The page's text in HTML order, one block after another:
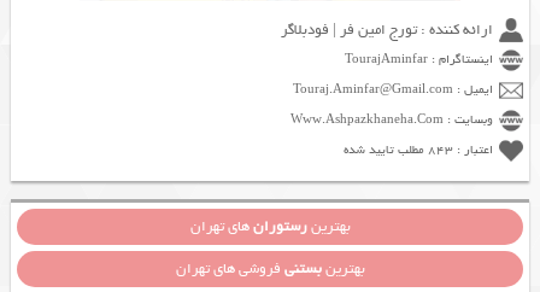
ارائه کننده : تورج امین فر | فودبلاگر
اینستاگرام : TourajAminfar
ایمیل : Touraj.Aminfar@Gmail.com
وبسایت : Www.Ashpazkhaneha.Com
اعتبار : 843 مطلب تایید شده
بهترینرستورانهای تهران
بهترینبستنی فروشی های تهران